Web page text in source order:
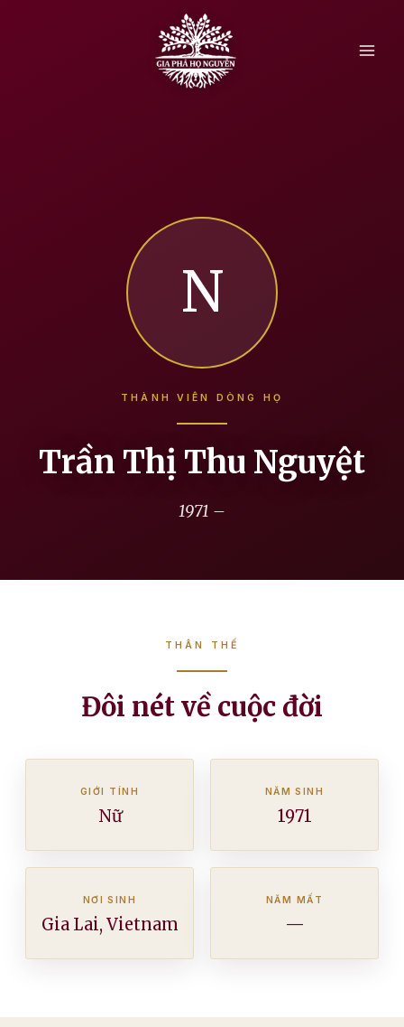
N
THÀNH VIÊN DÒNG HỌ
Trần Thị Thu Nguyệt
1971 –
THÂN THẾ
Đôi nét về cuộc đời
GIỚI TÍNH
Nữ
NĂM SINH
1971
NƠI SINH
Gia Lai, Vietnam
NĂM MẤT
—